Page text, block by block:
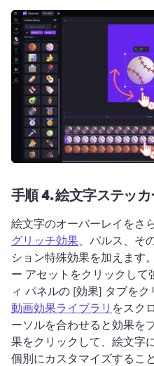
手順 4.絵文字ステッ
絵文字のオーバーレイをさ
グリッチ効果 、パルス、
ション特殊効果を加えます。
ー アセットをクリックし
ィ パネルの [効果] タブをク
動画効果ライブラリ をスク
ーソルを合わせると効果を
果をクリックして、絵文字
個別にカスタマイズするこ